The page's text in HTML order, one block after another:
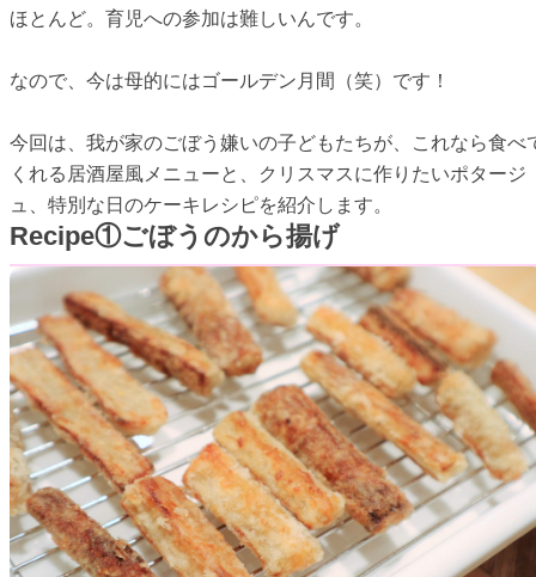
ほとんど。育児への参加は難しいんです。
なので、今は母的にはゴールデン月間（笑）です！
今回は、我が家のごぼう嫌いの子どもたちが、これなら食べ
くれる居酒屋風メニューと、クリスマスに作りたいポタージ
ュ、特別な日のケーキレシピを紹介します。
Recipe①ごぼうのから揚げ